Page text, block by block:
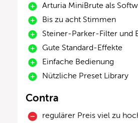
Arturia MiniBrute als
Bis zu acht Stimmen
Steiner-Parker-Filter und
Gute Standard-Effekte
Einfache Bedienung
Nützliche Preset Library
Contra
regulärer Preis viel zu